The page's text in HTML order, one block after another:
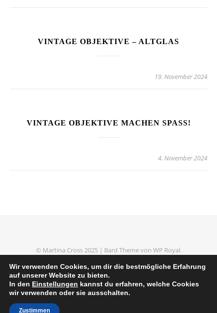
VINTAGE OBJEKTIVE – ALTGLAS
19. November 2024
VINTAGE OBJEKTIVE MACHEN SPASS!
4. November 2024
© Martina Cross 2025 | Bard Theme von WP Royal.
Impressum
Datenschutzerklärung
NACH OBEN
Wir verwenden Cookies, um dir die bestmögliche Erfahrung
auf unserer Website zu bieten.
In den Einstellungen kannst du erfahren, welche Cookies
wir verwenden oder sie ausschalten.
Zustimmen